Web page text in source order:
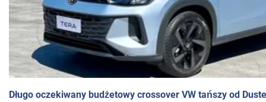
Długo oczekiwany budżetowy crossover VW tańszy od